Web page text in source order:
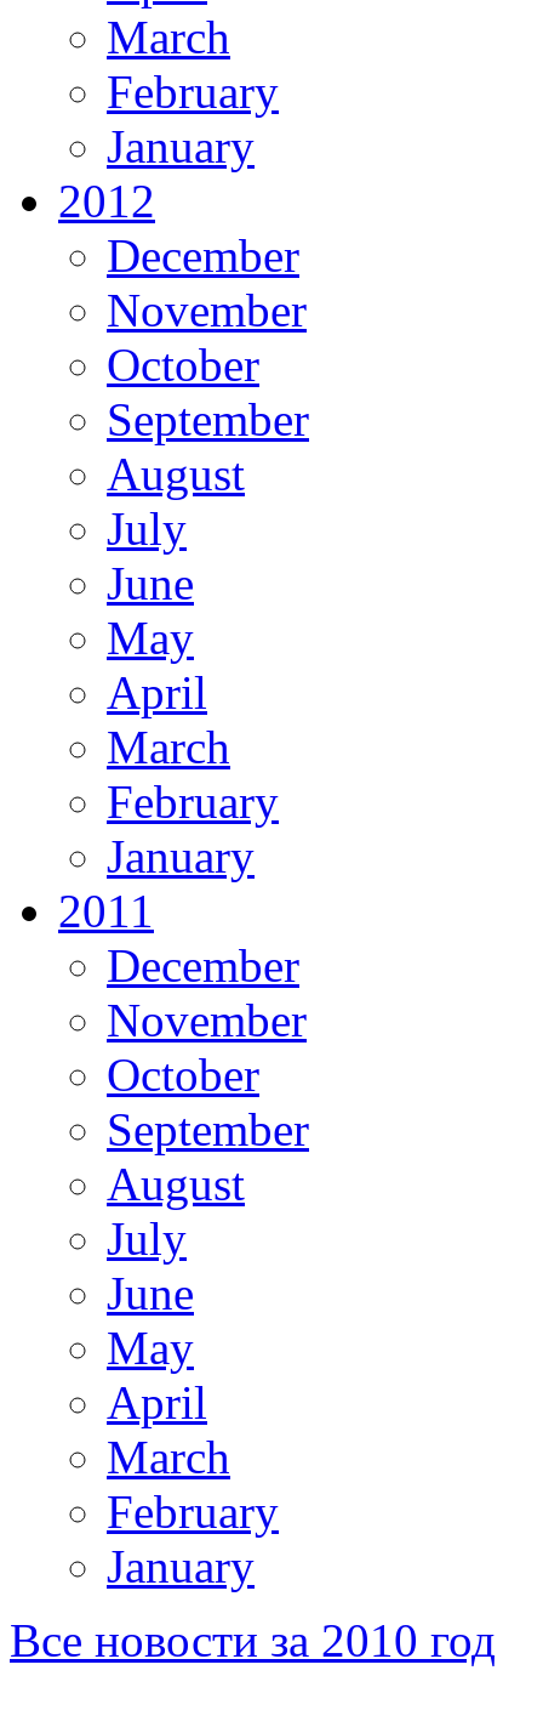
March
February
January
2012
December
November
October
September
August
July
June
May
April
March
February
January
2011
December
November
October
September
August
July
June
May
April
March
February
January
Все новости за 2010 год